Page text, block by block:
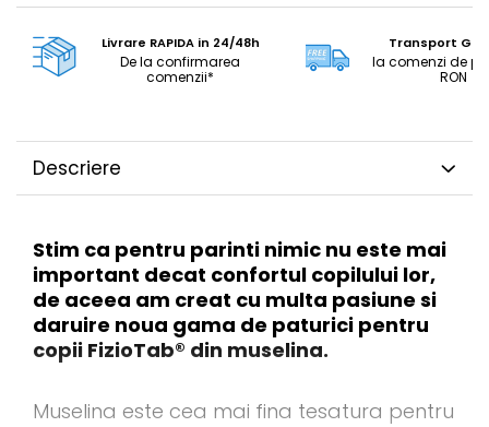
Livrare RAPIDA in 24/48h
De la confirmarea
comenzii*
Transport
la comenzi de
RON
Descriere
Stim ca pentru parinti nimic nu este mai
important decat confortul copilului lor,
de aceea am creat cu multa pasiune si
daruire noua gama de paturici pentru
copii FizioTab® din muselina.
Muselina este cea mai fina tesatura pentru